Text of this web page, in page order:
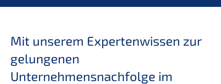
Mit unserem Expertenwissen zur
gelungenen
Unternehmensnachfolge im